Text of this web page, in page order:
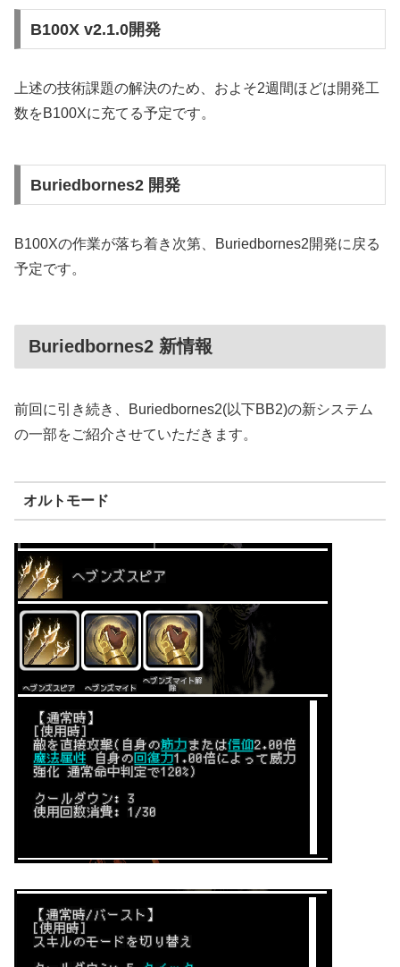
B100X v2.1.0開発
上述の技術課題の解決のため、およそ2週間ほどは開発工
数をB100Xに充てる予定です。
Buriedbornes2 開発
B100Xの作業が落ち着き次第、Buriedbornes2開発に戻る
予定です。
Buriedbornes2 新情報
前回に引き続き、Buriedbornes2(以下BB2)の新システム
の一部をご紹介させていただきます。
オルトモード